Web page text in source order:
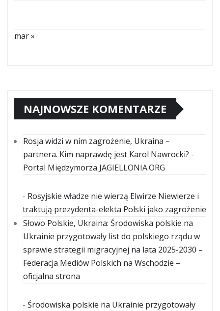
mar »
NAJNOWSZE KOMENTARZE
Rosja widzi w nim zagrożenie, Ukraina –
partnera. Kim naprawdę jest Karol Nawrocki? -
Portal Międzymorza JAGIELLONIA.ORG
- Rosyjskie władze nie wierzą Elwirze Niewierze i
traktują prezydenta-elekta Polski jako zagrożenie
Słowo Polskie, Ukraina: Środowiska polskie na
Ukrainie przygotowały list do polskiego rządu w
sprawie strategii migracyjnej na lata 2025-2030 –
Federacja Mediów Polskich na Wschodzie –
oficjalna strona
- Środowiska polskie na Ukrainie przygotowały